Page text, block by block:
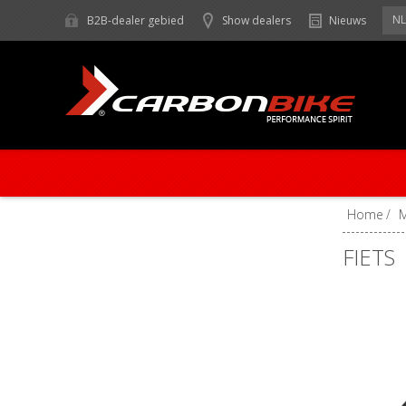
B2B-dealer gebied Show dealers Nieuws NL
Home /
FIETS